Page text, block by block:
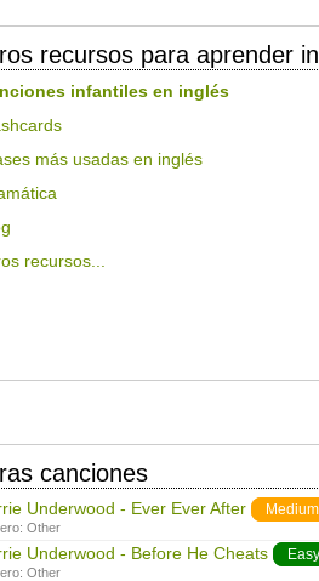
recursos para aprender
infantiles en inglés
más usadas en inglés
recursos...
canciones
Underwood - Ever Ever After Medium
Other
Underwood - Before He Cheats Easy
Other